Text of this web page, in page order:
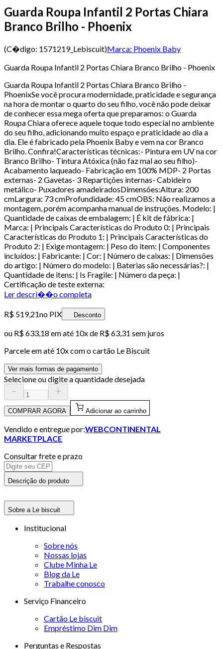
Guarda Roupa Infantil 2 Portas Chiara
Branco Brilho - Phoenix
(C�digo: 1571219_Lebiscuit)Marca: Phoenix Baby
Guarda Roupa Infantil 2 Portas Chiara Branco Brilho - Phoenix
Guarda Roupa Infantil 2 Portas Chiara Branco Brilho -
PhoenixSe você procura modernidade, praticidade e segurança
na hora de montar o quarto do seu filho, você não pode deixar
de conhecer essa mega oferta que preparamos: o Guarda
Roupa Chiara oferece aquele toque todo especial no ambiente
do seu filho, adicionando muito espaço e praticidade ao dia a
dia. Ele é fabricado pela Phoenix Baby e vem na cor Branco
Brilho. Confira!Características técnicas:- Pintura em UV na cor
Branco Brilho- Tintura Atóxica (não faz mal ao seu filho)-
Acabamento laqueado- Fabricação em 100% MDP- 2 Portas
externas- 2 Gavetas- 3 Repartições internas- Cabideiro
metálico- Puxadores amadeiradosDimensões:Altura: 200
cmLargura: 73 cmProfundidade: 45 cmOBS: Não realizamos a
montagem, porém acompanha manual de instruções. Modelo: |
Quantidade de caixas de embalagem: | É kit de fábrica: |
Marca: | Principais Características do Produto 0: | Principais
Características do Produto 1: | Principais Características do
Produto 2: | Exige montagem: | Peso do item: | Componentes
incluídos: | Fabricante: | Cor: | Número de caixas: | Dimensões
do artigo: | Número do modelo: | Baterias são necessárias?: |
Quantidade de itens: | Is Fragile: | Número da peça: |
Certificação de teste externa:
Ler descri��o completa
R$ 519,21no PIX Desconto
ou R$ 633,18 em até 10x de R$ 63,31 sem juros
Parcele em até 10x com o cartão Le Biscuit
Ver mais formas de pagamento
Selecione ou digite a quantidade desejada
COMPRAR AGORA Adicionar ao carrinho
Vendido e entregue por:WEBCONTINENTAL
MARKETPLACE
Consultar frete e prazo
Descrição do produto
Sobre a Le biscuit
Institucional
Sobre nós
Nossas lojas
Clube Minha Le
Blog da Le
Trabalhe conosco
Serviço Financeiro
Cartão Le biscuit
Empréstimo Dim Dim
Perguntas e Respostas